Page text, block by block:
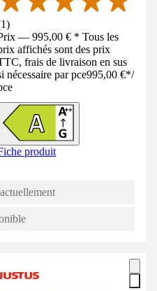
1)
— 995,00 € * Tous les
affichés sont des prix
frais de livraison en sus
nécessaire par pce995,00 €*/
produit